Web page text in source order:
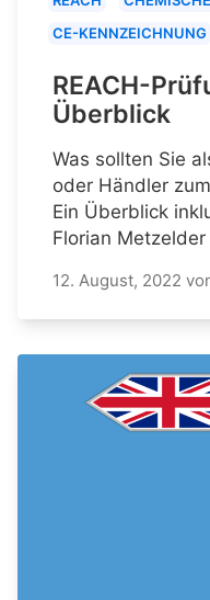
CE-KENNZEICHNUNG
REACH-
Überblick
Was sollten Sie
oder Händler
Ein Überblick
Florian
12. August, 2022